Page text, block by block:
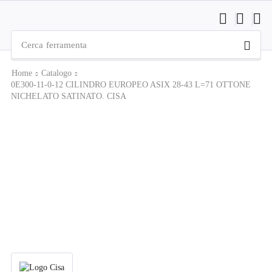
Cerca ferramenta
Home
Catalogo
0E300-11-0-12 CILINDRO EUROPEO ASIX 28-43 L=71 OTTONE
NICHELATO SATINATO. CISA